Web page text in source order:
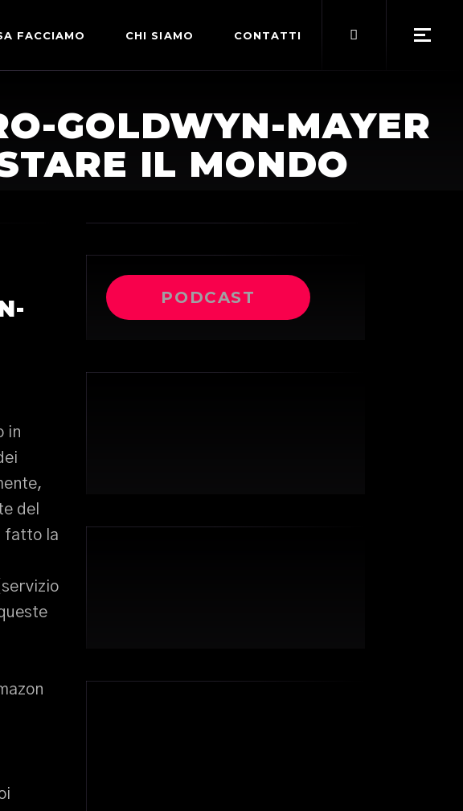
FACCIAMO CHI SIAMO
TERMINI DI SERVIZIO
CONTATTI
GOLDWYN-MAYER
IL MONDO
in
del
fatto la
PODCAST